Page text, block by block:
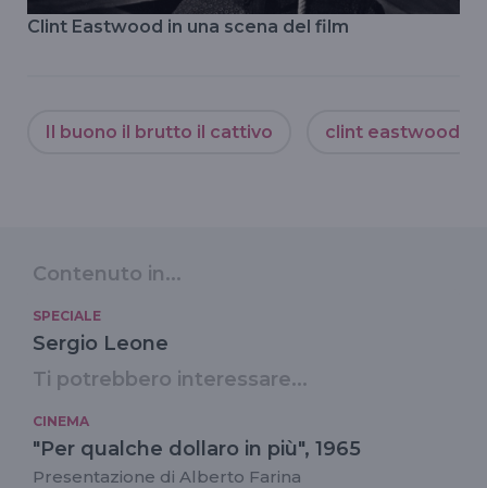
Clint Eastwood in una scena del film
Il buono il brutto il cattivo clint eastwood
Contenuto in...
SPECIALE
Sergio Leone
Ti potrebbero interessare...
CINEMA
"Per qualche dollaro in più", 1965
Presentazione di Alberto Farina